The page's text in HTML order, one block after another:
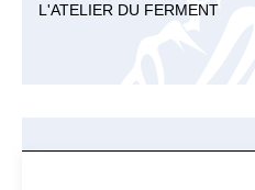
L'ATELIER DU FERMENT